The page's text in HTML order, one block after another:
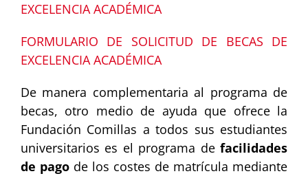
EXCELENCIA ACADÉMICA
FORMULARIO DE SOLICITUD DE BECAS DE
EXCELENCIA ACADÉMICA
De manera complementaria al programa de
becas, otro medio de ayuda que ofrece la
Fundación Comillas a todos sus estudiantes
universitarios es el programa de facilidades
de pago de los costes de matrícula mediante